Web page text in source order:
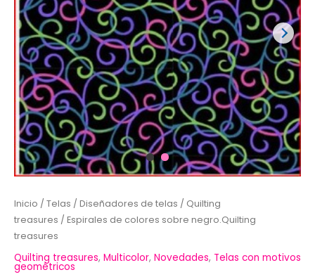
Inicio / Telas / Diseñadores de telas / Quilting
treasures / Espirales de colores sobre negro.Quilting
treasures
Quilting treasures, Multicolor, Novedades, Telas con motivos
geométricos